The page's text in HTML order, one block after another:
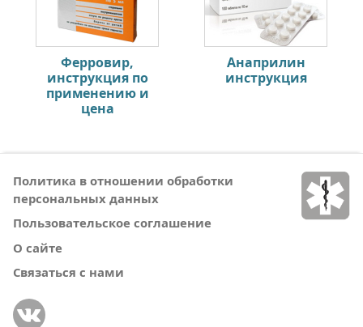
Ферровир,
инструкция по
применению и
цена
Анаприлин
инструкция
Политика в отношении обработки
персональных данных
Пользовательское соглашение
О сайте
Связаться с нами